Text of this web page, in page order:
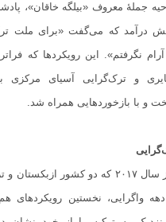
جملۀ معروف «بیلگه خاقان»،
درآمد که می‌گفت «برای ملت
آرام نگرفتم». این رویکردها که
و ترک‌گرایی آسیای مرکزی
و با بازخوردهایی همراه شد.
به‌طور ویژه پس از سال ۲۰۱۷ که دو کشور
واگرایی، نخستین رویکردهای